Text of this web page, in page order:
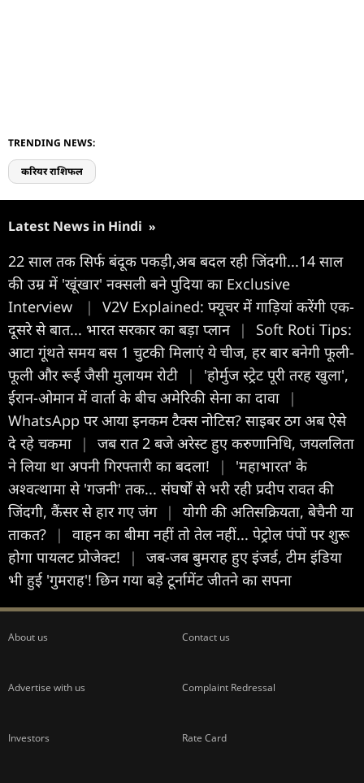
TRENDING NEWS:
करियर राशिफल
Latest News in Hindi »
22 साल तक सिर्फ बंदूक पकड़ी,अब बदल रही जिंदगी...14 साल
की उम्र में 'खूंखार' नक्सली बने पुदिया का Exclusive
Interview
|
V2V Explained: फ्यूचर में गाड़ियां करेंगी एक-
दूसरे से बात... भारत सरकार का बड़ा प्लान |
Soft Roti Tips:
आटा गूंथते समय बस 1 चुटकी मिलाएं ये चीज, हर बार बनेगी फूली-
फूली और रूई जैसी मुलायम रोटी
|
'होर्मुज स्ट्रेट पूरी तरह खुला',
ईरान-ओमान में वार्ता के बीच अमेरिकी सेना का दावा
|
WhatsApp पर आया इनकम टैक्स नोटिस? साइबर ठग अब ऐसे
दे रहे चकमा
|
जब रात 2 बजे अरेस्ट हुए करुणानिधि, जयललिता
ने लिया था अपनी गिरफ्तारी का बदला!
|
'महाभारत' के
अश्वत्थामा से 'गजनी' तक... संघर्षों से भरी रही प्रदीप रावत की
जिंदगी, कैंसर से हार गए जंग |
योगी की अतिसक्रियता, बेचैनी या
ताकत?
|
वाहन का बीमा नहीं तो तेल नहीं... पेट्रोल पंपों पर शुरू
होगा पायलट प्रोजेक्ट!
|
जब-जब बुमराह हुए इंजर्ड, टीम इंडिया
भी हुई 'गुमराह'! छ‍िन गया बड़े टूर्नामेंट जीतने का सपना
About us Contact us
Advertise with us Complaint Redressal
Investors Rate Card